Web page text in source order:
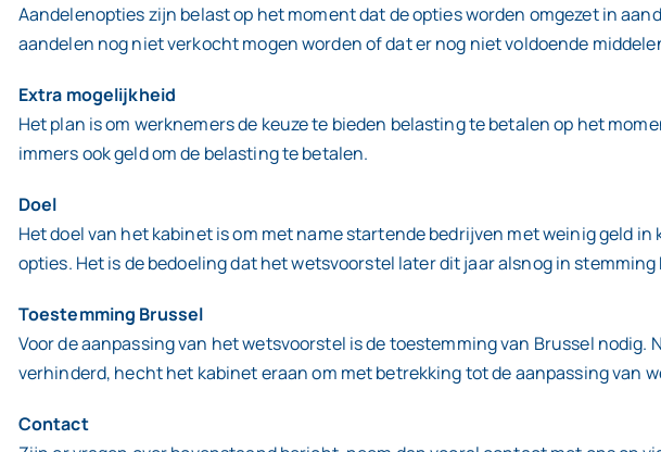
Aandelenopties zijn belast op het moment dat de opties worden omgezet in
aandelen nog niet verkocht mogen worden of dat er nog niet voldoende
Extra mogelijkheid
Het plan is om werknemers de keuze te bieden belasting te betalen op het
immers ook geld om de belasting te betalen.
Doel
Het doel van het kabinet is om met name startende bedrijven met weinig geld
opties. Het is de bedoeling dat het wetsvoorstel later dit jaar alsnog in stemming
Toestemming Brussel
Voor de aanpassing van het wetsvoorstel is de toestemming van Brussel
verhinderd, hecht het kabinet eraan om met betrekking tot de aanpassing van
Contact